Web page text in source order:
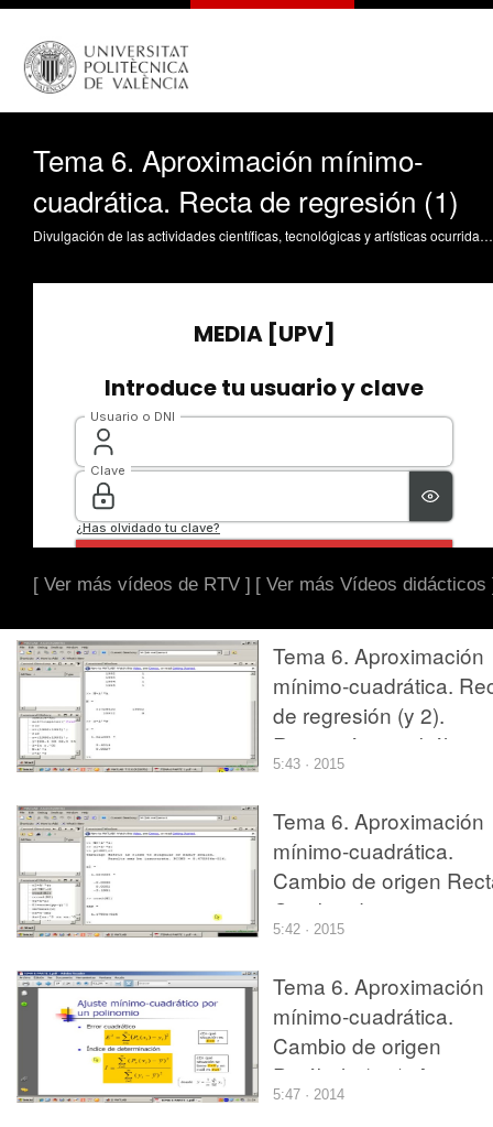
Tema 6. Aproximación mínimo-
cuadrática. Recta de regresión (1)
Divulgación de las actividades científicas, tecnológicas y artísticas ocurridas en los tres campus de la UPV
[ Ver más vídeos de RTV ] [ Ver más Vídeos didácticos
Tema 6. Aproximación
mínimo-cuadrática.
de regresión (y 2).
Regresión parabólica.
Condicionamiento de
5:43 · 2015
Tema 6. Aproximación
mínimo-cuadrática.
Cambio de origen
Cambio de origen
Parábola (1)
5:42 · 2015
Tema 6. Aproximación
mínimo-cuadrática.
Cambio de origen
Parábola (y 2). Ajuste
mínimo cuadrático por
5:47 · 2014